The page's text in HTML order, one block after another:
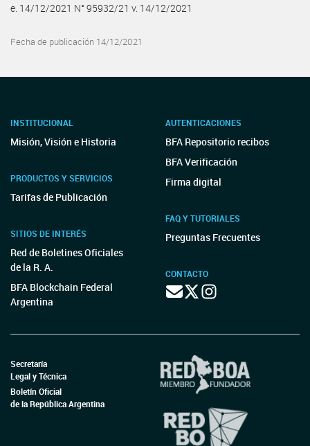
e. 14/12/2021 N° 95932/21 v. 14/12/2021
Fecha de publicación 14/12/2021
INSTITUCIONAL
Misión, Visión e Historia
PRODUCTOS Y SERVICIOS
Tarifas de Publicación
SITIOS DE INTERÉS
Red de Boletines Oficiales
de la R. A.
BFA Blockchain Federal
Argentina
AUTENTICACIONES
BFA Repositorio recibos
BFA Verificación
Firma digital
FAQ Y TUTORIALES
Preguntas Frecuentes
CONTACTO
Secretaría
Legal y Técnica
Boletín Oficial
de la República Argentina